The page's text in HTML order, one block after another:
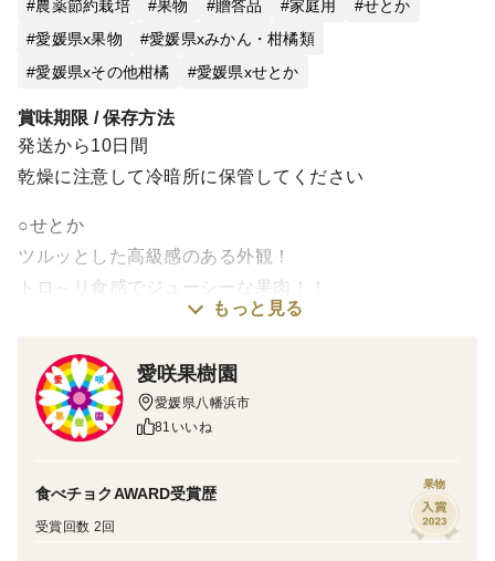
農薬節約栽培 果物 贈答品 家庭用
せとか
愛媛県x果物
愛媛県xみかん・柑橘類
愛媛県xその他柑橘
愛媛県xせとか
賞味期限 / 保存方法
発送から10日間
乾燥に注意して冷暗所に保管してください
○せとか
ツルッとした高級感のある外観！
トロ～リ食感でジューシーな果肉！！
まさに柑橘の大トロ！！！
『トロ～リ食感！柑橘の大トロ♡高級柑橘♫』
・内容量：約4.5kg（箱込み）
・階級：M～3L（直径6.7～9.5cm） 14～25個程度(目
・等級：秀品（きれいなもの/軽微な傷）
⇒贈答品・プチ贅沢におすすめ
もっと見る
愛咲果樹園
愛媛県八幡浜市
81いいね
食べチョクAWARD受賞歴
受賞回数 2回
果物